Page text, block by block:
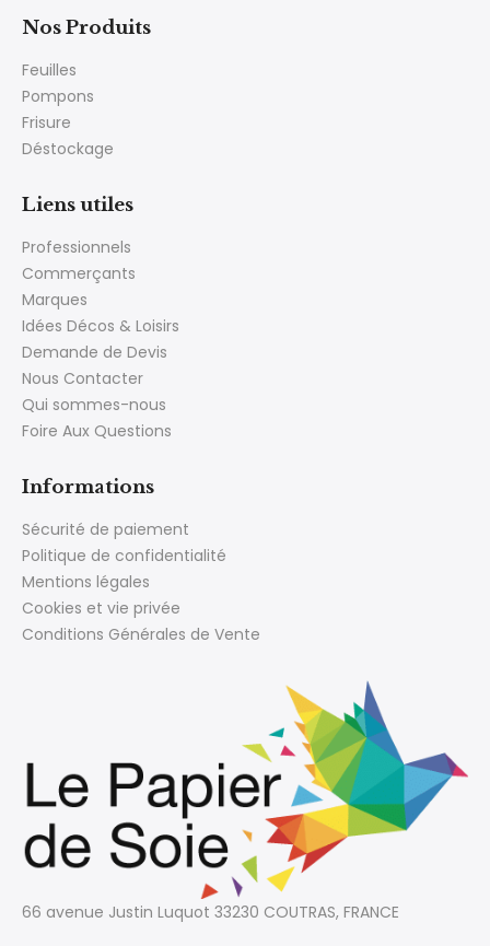
Nos Produits
Feuilles
Pompons
Frisure
Déstockage
Liens utiles
Professionnels
Commerçants
Marques
Idées Décos & Loisirs
Demande de Devis
Nous Contacter
Qui sommes-nous
Foire Aux Questions
Informations
Sécurité de paiement
Politique de confidentialité
Mentions légales
Cookies et vie privée
Conditions Générales de Vente
66 avenue Justin Luquot 33230 COUTRAS, FRANCE